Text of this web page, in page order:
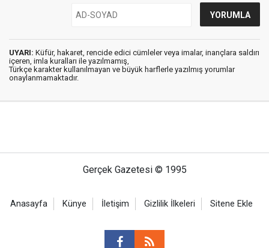
UYARI: Küfür, hakaret, rencide edici cümleler veya imalar, inançlara saldırı
içeren, imla kuralları ile yazılmamış,
Türkçe karakter kullanılmayan ve büyük harflerle yazılmış yorumlar
onaylanmamaktadır.
Gerçek Gazetesi © 1995
Anasayfa Künye İletişim Gizlilik İlkeleri Sitene Ekle